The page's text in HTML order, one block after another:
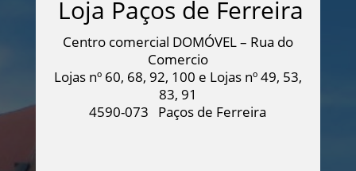
Loja Paços de Ferreira
Centro comercial DOMÓVEL – Rua do
Comercio
Lojas nº 60, 68, 92, 100 e Lojas nº 49, 53,
83, 91
4590-073 Paços de Ferreira